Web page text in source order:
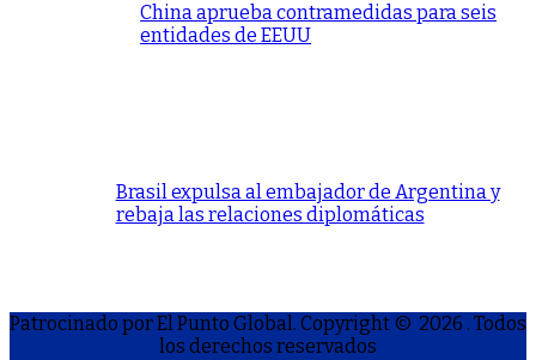
China aprueba contramedidas para seis
entidades de EEUU
Brasil expulsa al embajador de Argentina y
rebaja las relaciones diplomáticas
Patrocinado por El Punto Global. Copyright © 2026 . Todos
los derechos reservados